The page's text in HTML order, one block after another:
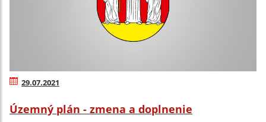
29.07.2021
Územný plán - zmena a doplnenie